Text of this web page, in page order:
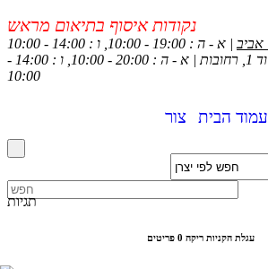
נקודות איסוף בתיאום מראש
| א - ה : 19:00 - 10:00, ו : 14:00 - 10:00
מגוון הום , פנחס בן דוד 1, רחובות | א - ה : 20:00 - 10:00, ו : 14:00 -
10:00
עמוד הבית
צור
תגיות
עגלת הקניות ריקה 0 פריטים